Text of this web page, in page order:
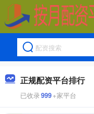
正规配资平台排行
已收录999+家平台